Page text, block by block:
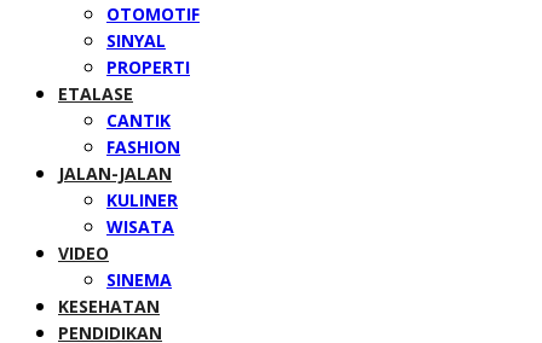
OTOMOTIF
SINYAL
PROPERTI
ETALASE
CANTIK
FASHION
JALAN-JALAN
KULINER
WISATA
VIDEO
SINEMA
KESEHATAN
PENDIDIKAN